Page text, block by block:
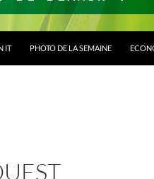
IT PHOTO DE LA SEMAINE